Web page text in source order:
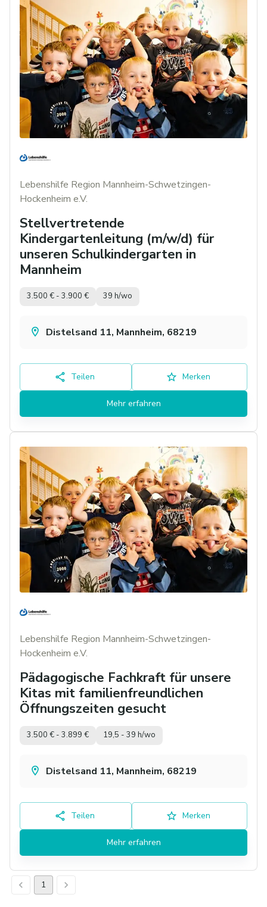
Lebenshilfe Region Mannheim-Schwetzingen-
Hockenheim e.V.
Stellvertretende
Kindergartenleitung (m/w/d) für
unseren Schulkindergarten in
Mannheim
3.500 € - 3.900 € 39 h/wo
Distelsand 11, Mannheim, 68219
Teilen Merken
Mehr erfahren
Lebenshilfe Region Mannheim-Schwetzingen-
Hockenheim e.V.
Pädagogische Fachkraft für unsere
Kitas mit familienfreundlichen
Öffnungszeiten gesucht
3.500 € - 3.899 € 19,5 - 39 h/wo
Distelsand 11, Mannheim, 68219
Teilen Merken
Mehr erfahren
1